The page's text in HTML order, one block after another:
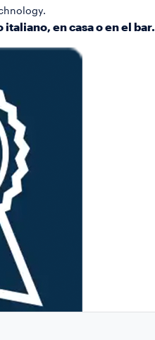
en casa o en el bar.